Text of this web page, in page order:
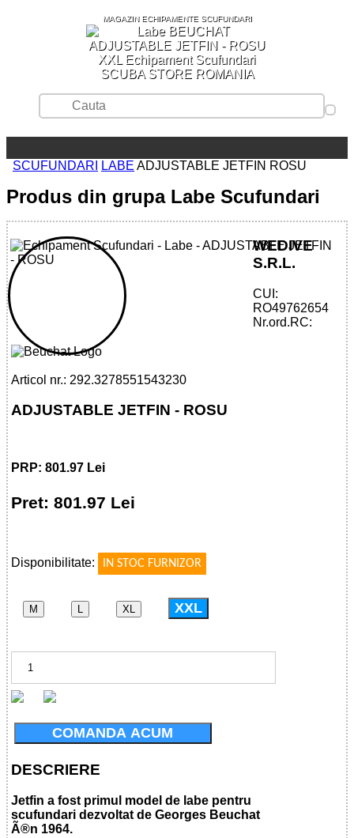
MAGAZIN ECHIPAMENTE SCUFUNDARI
SCUBA STORE ROMANIA
SCUFUNDARI LABE ADJUSTABLE JETFIN ROSU
Produs din grupa Labe Scufundari
32785515432 - ADJUSTABLE JETFIN -
RED
Articol nr.: 292.3278551543230
ADJUSTABLE JETFIN - ROSU
PRP: 801.97 Lei
Pret: 801.97 Lei
Disponibilitate:
IN STOC FURNIZOR
M L XL XXL
COMANDA ACUM
DESCRIERE
Jetfin a fost primul model de labe pentru
scufundari dezvoltat de Georges Beuchat
Ã®n 1964.
WEDIVE
S.R.L.
CUI:
RO49762654
Nr.ord.RC: